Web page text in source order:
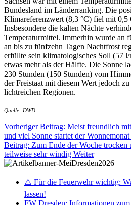
Bundesland im Länderranking. Die
Klimareferenzwert (8,3 °C) fiel mit 0,5
Insbesondere die kalten Nächte
Temperaturmittel. Immerhin wurde an
an bis zu fünfzehn Tagen Nachtfrost
erfüllte sein klimatologisches Soll (57 l/
etwas mehr als der Hälfte. Die Sonne
230 Stunden (150 Stunden) vom
der Freistaat mit diesem Wert jedoch
lichtreichen Regionen.
Quelle: DWD
Vorheriger Beitrag: Meist freundlich
und viel Sonne startet der
Beitrag: Zum Ende der Woche
teilweise sehr windig Weiter
⚠️ Für die Feuerwehr wichtig:
lassen!
FW Dresden: Informationen zum